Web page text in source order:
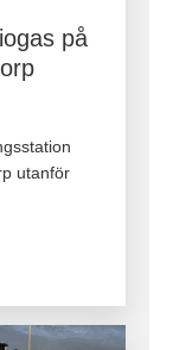
på
utanför